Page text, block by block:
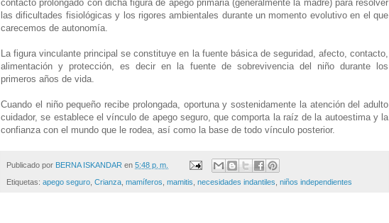
contacto prolongado con dicha figura de apego primaria (generalmente la madre) para resolver
las dificultades fisiológicas y los rigores ambientales durante un momento evolutivo en el que
carecemos de autonomía.
La figura vinculante principal se constituye en la fuente básica de seguridad, afecto, contacto,
alimentación y protección, es decir en la fuente de sobrevivencia del niño durante los
primeros años de vida.
Cuando el niño pequeño recibe prolongada, oportuna y sostenidamente la atención del adulto
cuidador, se establece el vínculo de apego seguro, que comporta la raíz de la autoestima y la
confianza con el mundo que le rodea, así como la base de todo vínculo posterior.
Publicado por BERNA ISKANDAR en 5:48 p. m.
Etiquetas: apego seguro Crianza mamíferos mamitis necesidades indantiles niños independientes